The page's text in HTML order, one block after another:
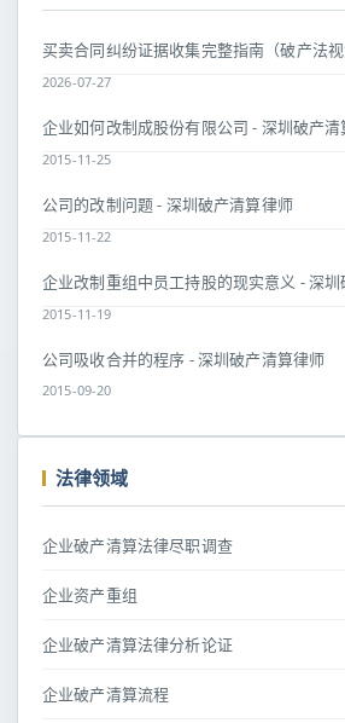
买卖合同纠纷证据收集完整指南（破产法视
2026-07-27
企业如何改制成股份有限公司 - 深圳破产
2015-11-25
公司的改制问题 - 深圳破产清算律师
2015-11-22
企业改制重组中员工持股的现实意义 - 深
2015-11-19
公司吸收合并的程序 - 深圳破产清算律师
2015-09-20
法律领域
企业破产清算法律尽职调查
企业资产重组
企业破产清算法律分析论证
企业破产清算流程